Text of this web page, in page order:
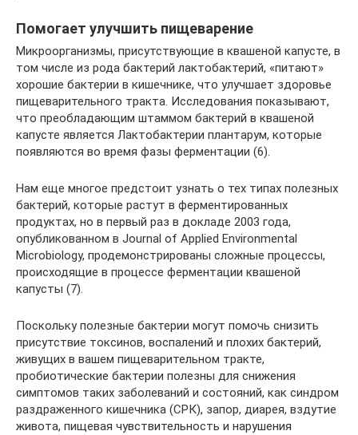
Помогает улучшить пищеварение
Микроорганизмы, присутствующие в квашеной капусте, в
том числе из рода бактерий лактобактерий, «питают»
хорошие бактерии в кишечнике, что улучшает здоровье
пищеварительного тракта. Исследования показывают,
что преобладающим штаммом бактерий в квашеной
капусте является Лактобактерии плантарум, которые
появляются во время фазы ферментации (6).
Нам еще многое предстоит узнать о тех типах полезных
бактерий, которые растут в ферментированных
продуктах, но в первый раз в докладе 2003 года,
опубликованном в Journal of Applied Environmental
Microbiology, продемонстрированы сложные процессы,
происходящие в процессе ферментации квашеной
капусты (7).
Поскольку полезные бактерии могут помочь снизить
присутствие токсинов, воспалений и плохих бактерий,
живущих в вашем пищеварительном тракте,
пробиотические бактерии полезны для снижения
симптомов таких заболеваний и состояний, как синдром
раздраженного кишечника (СРК), запор, диарея, вздутие
живота, пищевая чувствительность и нарушения